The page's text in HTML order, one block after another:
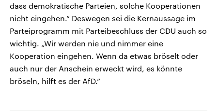
dass demokratische Parteien, solche Kooperationen
nicht eingehen.“ Deswegen sei die Kernaussage im
Parteiprogramm mit Parteibeschluss der CDU auch so
wichtig. „Wir werden nie und nimmer eine
Kooperation eingehen. Wenn da etwas bröselt oder
auch nur der Anschein erweckt wird, es könnte
bröseln, hilft es der AfD.“